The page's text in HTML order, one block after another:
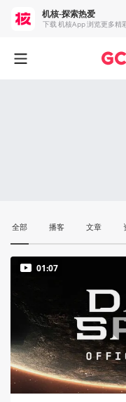
全部 播客 文章
01:07
机核-探索热爱
下载 机核App 浏览更多精